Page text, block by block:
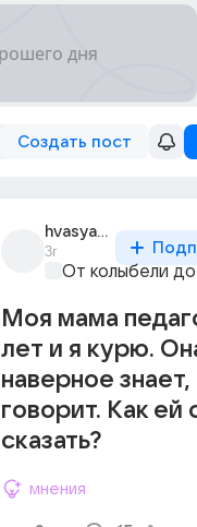
Создать пост
hvasya_shep
3г
От колыбели
Моя мама
лет и я курю.
наверное знает,
говорит. Как ей
сказать?
мнения